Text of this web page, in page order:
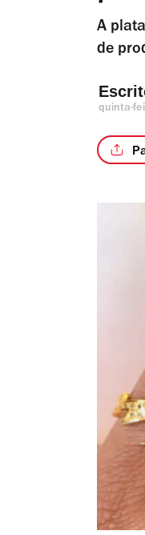
A
de
quinta-